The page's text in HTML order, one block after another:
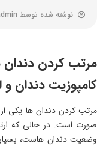
نوشته شده توسط
مرتب کردن
کامپوزیت دندان و
مرتب کردن دندان ها یکی
صورت است. در حالی که
وضعیت دندان هاست،